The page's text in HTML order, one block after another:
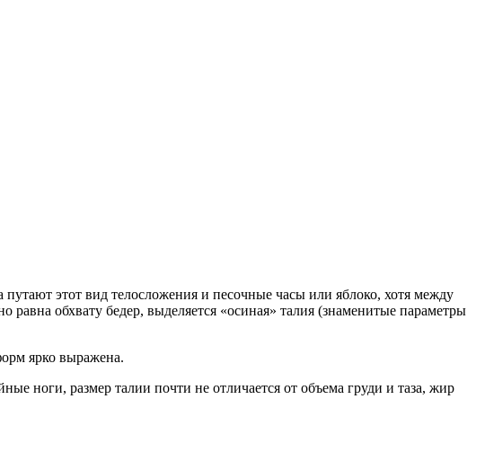
этот вид телосложения и песочные часы или яблоко, хотя между
обхвату бедер, выделяется «осиная» талия (знаменитые параметры
ярко выражена.
ноги, размер талии почти не отличается от объема груди и таза, жир